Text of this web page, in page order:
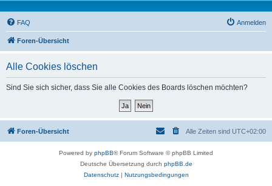
FAQ Anmelden
Foren-Übersicht
Alle Cookies löschen
Sind Sie sich sicher, dass Sie alle Cookies des Boards löschen möchten?
Foren-Übersicht Alle Zeiten sind UTC+02:00
Powered by phpBB® Forum Software © phpBB Limited
Deutsche Übersetzung durch phpBB.de
Datenschutz| Nutzungsbedingungen